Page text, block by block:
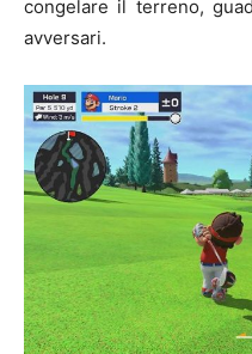
congelare il terreno,
avversari.